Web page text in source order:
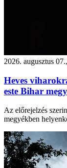
2026. augusztus
Heves
este Bihar
Az előrejelzés
megyékben